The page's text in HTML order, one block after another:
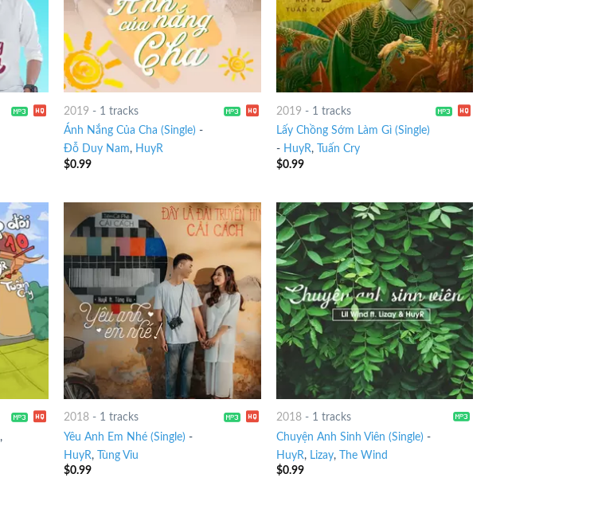
2019 - 1 tracks
Ánh Nắng Của Cha (Single) -
Đỗ Duy Nam, HuyR
$0.99
2019 - 1 tracks
Lấy Chồng Sớm Làm Gì (Single)
- HuyR,
Tuấn Cry
$0.99
,
2018 - 1 tracks
Yêu Anh Em Nhé (Single) -
HuyR,Tùng Viu
$0.99
2018 - 1 tracks
Chuyện Anh Sinh Viên (Single) -
HuyR, Lizay,The Wind
$0.99